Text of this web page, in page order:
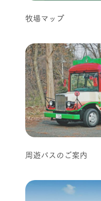
牧場マップ
周遊バスのご案内